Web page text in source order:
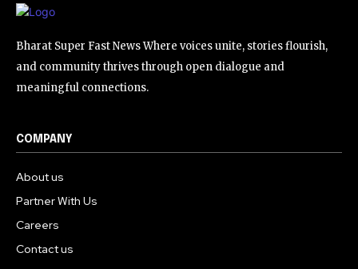
Bharat Super Fast News Where voices unite, stories flourish,
and community thrives through open dialogue and
meaningful connections.
COMPANY
About us
Partner With Us
Careers
Contact us